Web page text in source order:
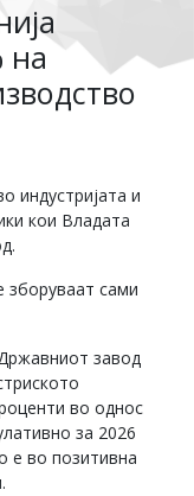
на
индустријата и
кои Владата
зборуваат сами
завод
во однос
за 2026
е во позитивна